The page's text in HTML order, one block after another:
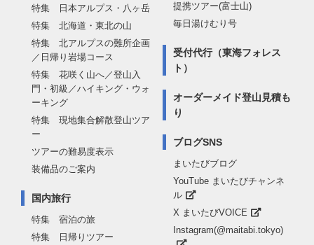
特集 日本アルプス・八ヶ岳
特集 北海道・東北の山
特集 北アルプスの難所企画
／日帰り岩場コース
特集 花咲く山へ／登山入
門・初級／ハイキング・ウォ
ーキング
特集 現地集合解散登山ツア
ー
ツアーの難易度表示
装備品のご案内
国内旅行
特集 宿泊の旅
特集 日帰りツアー
提携ツアー(富士山)
毎日湯けむり号
受付代行（東海フォレス
ト）
オーダーメイド登山見積も
り
ブログSNS
まいたびブログ
YouTube まいたびチャンネ
ル
X まいたびVOICE
Instagram(@maitabi.tokyo)